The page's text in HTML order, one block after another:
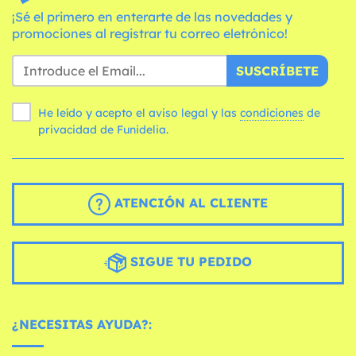
¡Sé el primero en enterarte de las novedades y
promociones al registrar tu correo eletrónico!
SUSCRÍBETE
He leído y acepto el aviso legal y las condiciones
privacidad de Funidelia.
ATENCIÓN AL CLIENTE
SIGUE TU PEDIDO
¿NECESITAS AYUDA?: